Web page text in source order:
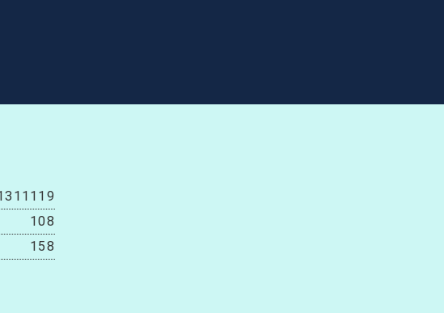
108
158